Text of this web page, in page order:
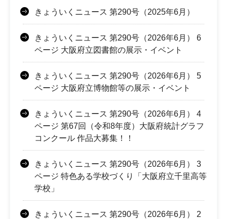
きょういくニュース 第290号（2025年6月）
きょういくニュース 第290号（2026年6月） 6
ページ 大阪府立図書館の展示・イベント
きょういくニュース 第290号（2026年6月） 5
ページ 大阪府立博物館等の展示・イベント
きょういくニュース 第290号（2026年6月） 4
ページ 第67回（令和8年度）大阪府統計グラフ
コンクール 作品大募集！！
きょういくニュース 第290号（2026年6月） 3
ページ 特色ある学校づくり「大阪府立千里高等
学校」
きょういくニュース 第290号（2026年6月） 2